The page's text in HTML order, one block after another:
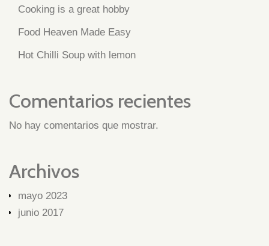
Cooking is a great hobby
Food Heaven Made Easy
Hot Chilli Soup with lemon
Comentarios recientes
No hay comentarios que mostrar.
Archivos
mayo 2023
junio 2017